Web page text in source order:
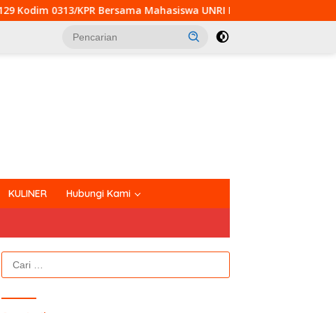
Mahasiswa UNRI Pulas Rumah Bapak Dedi
KULINER Hubungi Kami
Cari
untuk: